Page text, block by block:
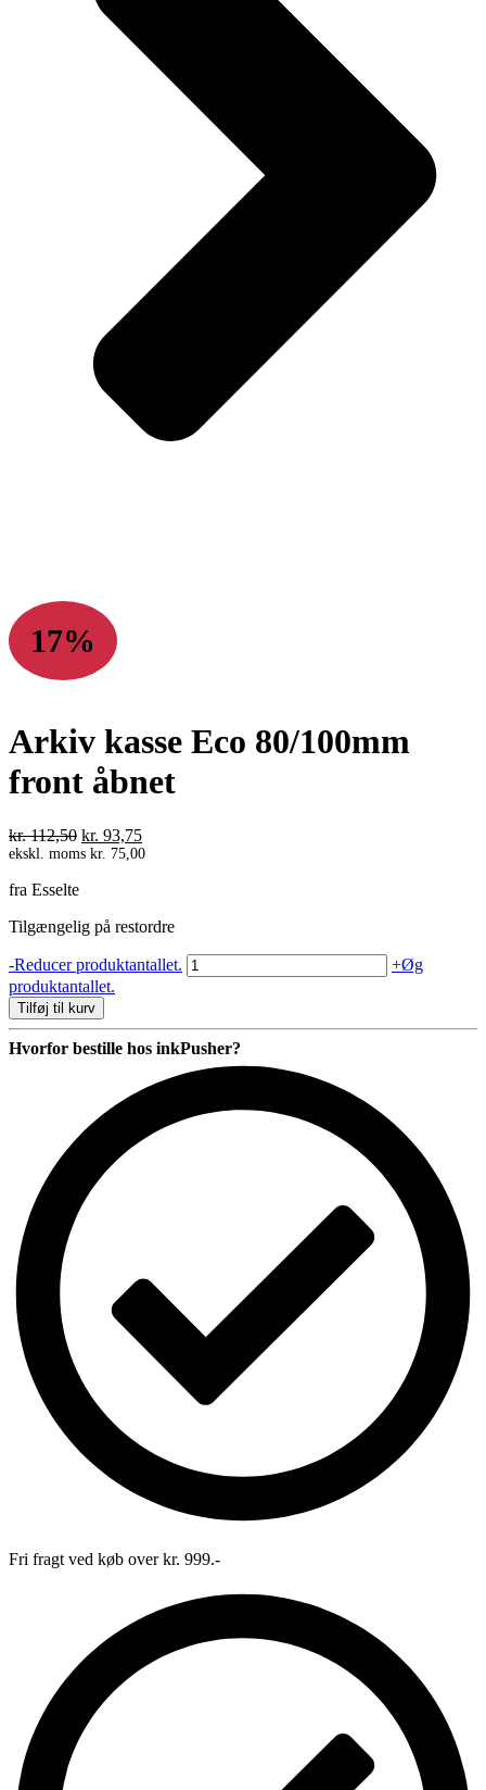
17%
Arkiv kasse Eco 80/100mm
front åbnet
kr.112,50 Den
oprindelige
kr. 93,75Den
aktuelle
ekskl. moms kr. 75,00
fra Esselte
Tilgængelig på restordre
-Reducer produktantallet. Arkiv
kasse
front
åbnet
antal
+Øg
produktantallet.
Tilføj til kurv
Hvorfor bestille hos inkPusher?
Fri fragt ved køb over kr. 999.-